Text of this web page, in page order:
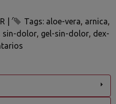
Tags: aloe-vera arnica
sin-dolor gel-sin-dolor dex-